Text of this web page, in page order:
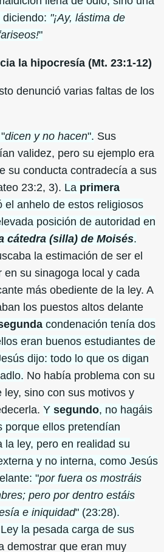
"¡Ay, lástima de
"
la hipocresía (Mt. 23:1-12)
denunció varias faltas de los
dicen y no hacen". Sus
validez, pero su ejemplo era
su conducta contradecía a sus
23:2, 3). La primera
el anhelo de estos religiosos
posición de autoridad en
cátedra (silla) de Moisés.
la estimación de ser el
en su sinagoga local y cada
más obediente de la ley. A
los puestos altos delante
condenación tenía dos
eran buenos estudiantes de
dijo: todo lo que os digan
No había problema con su
ley, sino con sus motivos y
Y segundo, no hagáis
porque ellos pretendían
la ley, pero en realidad su
y no interna, como Jesús
"por fuera os mostráis
pero por dentro estáis
e iniquidad" (23:28).
la pesada carga de sus
demostrar que eran muy